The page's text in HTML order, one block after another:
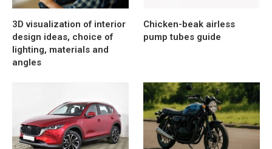
3D visualization of interior
design ideas, choice of
lighting, materials and
angles
Chicken-beak airless
pump tubes guide